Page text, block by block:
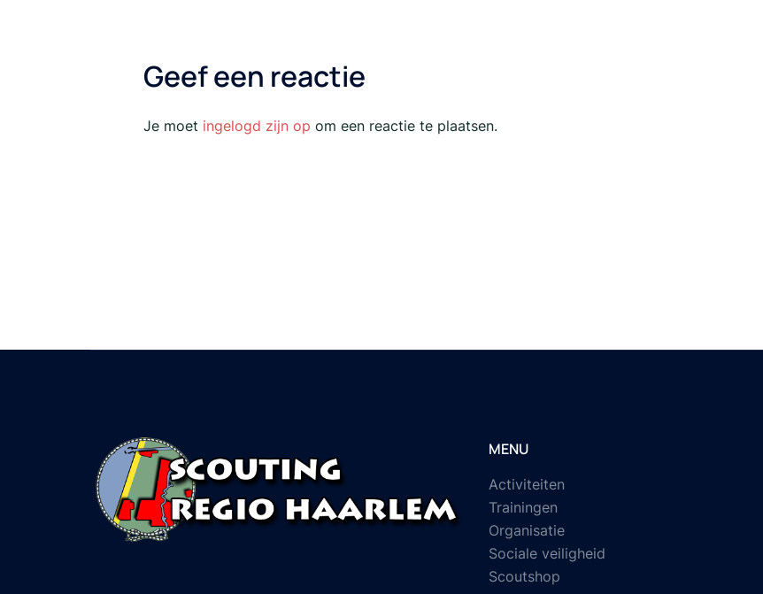
Geef een reactie
Je moet ingelogd zijn op om een reactie te plaatsen.
MENU
Activiteiten
Trainingen
Organisatie
Sociale veiligheid
Scoutshop